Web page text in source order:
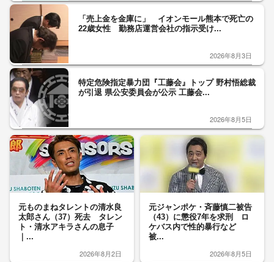
「売上金を金庫に」 イオンモール熊本で死亡の
22歳女性 勤務店運営会社の指示受け...
2026年8月3日
特定危険指定暴力団『工藤会』トップ 野村悟総裁
が引退 県公安委員会が公示 工藤会...
2026年8月5日
元ものまねタレントの清水良
太郎さん（37）死去 タレン
ト・清水アキラさんの息子
｜...
2026年8月2日
元ジャンポケ・斉藤慎二被告
（43）に懲役7年を求刑 ロ
ケバス内で性的暴行など
被...
2026年8月5日